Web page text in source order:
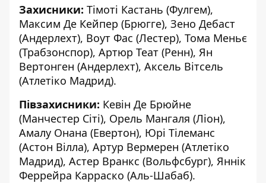
Захисники: Тімоті Кастань (Фулгем),
Максим Де Кейпер (Брюгге), Зено Дебаст
(Андерлехт), Воут Фас (Лестер), Тома Меньє
(Трабзонспор), Артюр Теат (Ренн), Ян
Вертонген (Андерлехт), Аксель Вітсель
(Атлетіко Мадрид).
Півзахисники: Кевін Де Брюйне
(Манчестер Сіті), Орель Мангаля (Ліон),
Амалу Онана (Евертон), Юрі Тілеманс
(Астон Вілла), Артур Вермерен (Атлетіко
Мадрид), Астер Вранкс (Вольфсбург), Яннік
Феррейра Карраско (Аль-Шабаб).